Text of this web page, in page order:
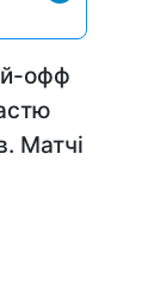
офф
Матчі